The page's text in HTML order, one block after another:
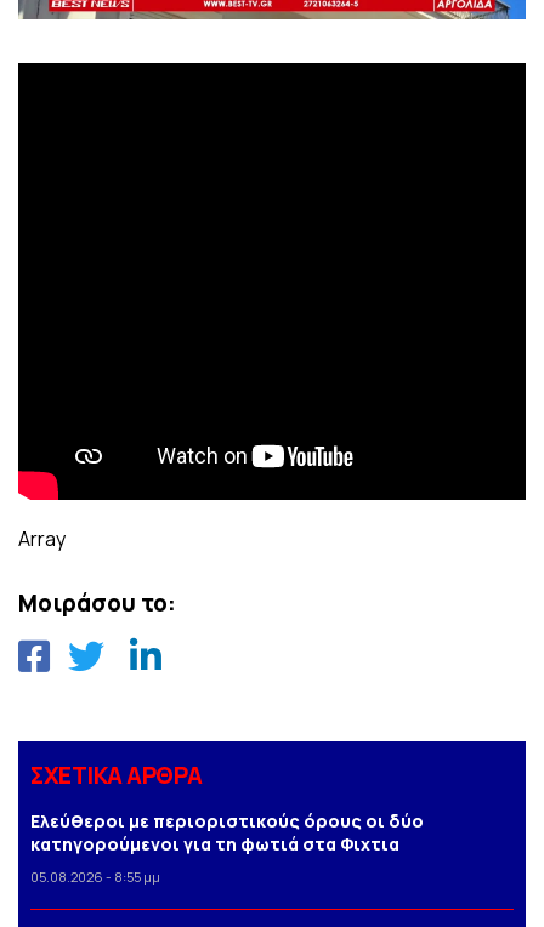
Array
Μοιράσου το:
ΣΧΕΤΙΚΑ ΑΡΘΡΑ
Ελεύθεροι με περιοριστικούς όρους οι δύο
κατηγορούμενοι για τη φωτιά στα Φιχτια
05.08.2026 - 8:55 μμ